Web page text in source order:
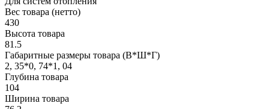
Вес товара (нетто)
430
Высота товара
81.5
Габаритные размеры товара (В*Ш*Г)
2, 35*0, 74*1, 04
Глубина товара
104
Ширина товара